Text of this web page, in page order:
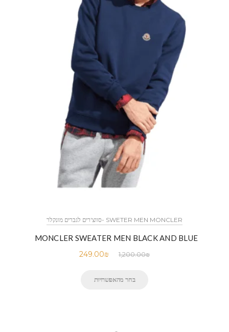
SWETER MEN MONCLER -סווצ'רים לגברים מונקלר
MONCLER SWEATER MEN BLACK AND BLUE
1,200.00₪
249.00₪
בחר מהאפשרויות